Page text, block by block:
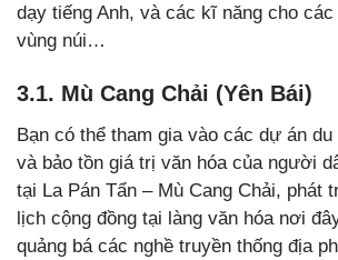
dạy tiếng Anh, và các kĩ năng cho
vùng núi…
3.1. Mù Cang Chải (Yên Bái)
Bạn có thể tham gia vào các dự án
và bảo tồn giá trị văn hóa của người
tại La Pán Tẩn – Mù Cang Chải, phát
lịch cộng đồng tại làng văn hóa nơi
quảng bá các nghề truyền thống địa